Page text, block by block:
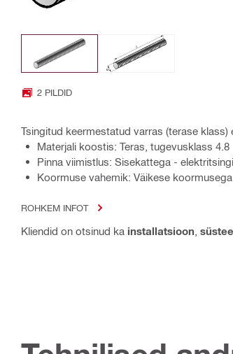
2 PILDID
Tsingitud keermestatud varras (terase
Materjali koostis: Teras, tugevusklass 4.8
Pinna viimistlus: Sisekattega -
Koormuse vahemik: Väikese koormusega
ROHKEM INFOT
Kliendid on otsinud ka installatsioon